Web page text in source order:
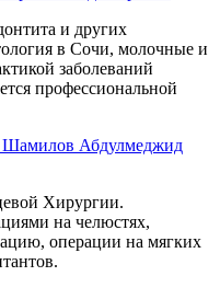
и других
в Сочи, молочные и
заболеваний
профессиональной
Шамилов Абдулмеджид
Хирургии.
на челюстях,
операции на мягких